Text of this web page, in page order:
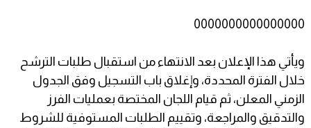
0000000000000000
ويأتي هذا الإعلان بعد الانتهاء من استقبال طلبات الترشح
خلال الفترة المحددة، وإغلاق باب التسجيل وفق الجدول
الزمني المعلن، ثم قيام اللجان المختصة بعمليات الفرز
والتدقيق والمراجعة، وتقييم الطلبات المستوفية للشروط